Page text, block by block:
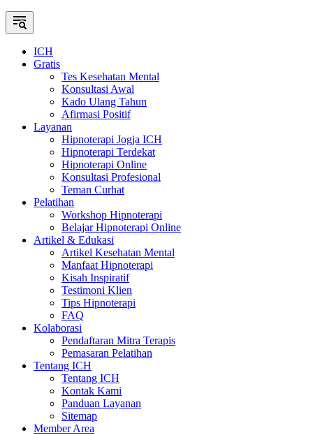
ICH
Gratis
Tes Kesehatan Mental
Konsultasi Awal
Kado Ulang Tahun
Afirmasi Positif
Layanan
Hipnoterapi Jogja ICH
Hipnoterapi Terdekat
Hipnoterapi Online
Konsultasi Profesional
Teman Curhat
Pelatihan
Workshop Hipnoterapi
Belajar Hipnoterapi Online
Artikel & Edukasi
Artikel Kesehatan Mental
Manfaat Hipnoterapi
Kisah Inspiratif
Testimoni Klien
Tips Hipnoterapi
FAQ
Kolaborasi
Pendaftaran Mitra Terapis
Pemasaran Pelatihan
Tentang ICH
Tentang ICH
Kontak Kami
Panduan Layanan
Sitemap
Member Area